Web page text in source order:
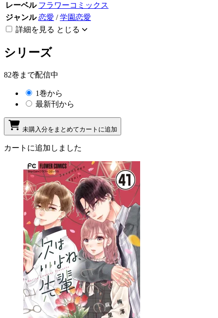
レーベル フラワーコミックス
ジャンル 恋愛 /学園恋愛
詳細を見る とじる
シリーズ
82巻まで配信中
1巻から
最新刊から
未購入分をまとめてカートに追加
カートに追加しました